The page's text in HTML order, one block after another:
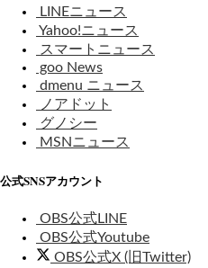
LINEニュース
Yahoo!ニュース
スマートニュース
goo News
dmenu ニュース
ノアドット
グノシー
MSNニュース
公式SNSアカウント
OBS公式LINE
OBS公式Youtube
OBS公式X (旧Twitter)